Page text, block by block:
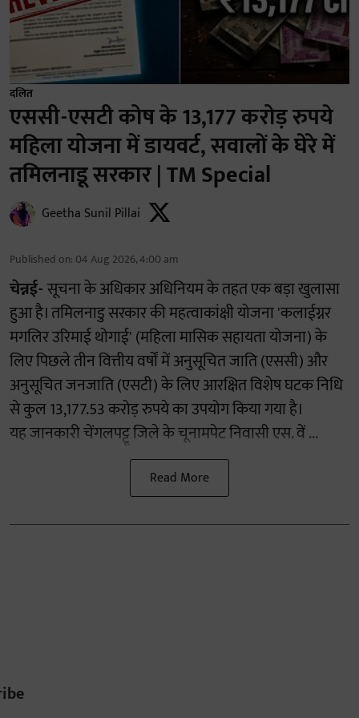
दलित
एससी-एसटी कोष के 13,177 करोड़ रुपये
महिला योजना में डायवर्ट, सवालों के घेरे में
तमिलनाडू सरकार | TM Special
Geetha Sunil Pillai
Published on: 04 Aug 2026, 4:00 am
चेन्नई-सूचना के अधिकार अधिनियम के तहत एक बड़ा खुलासा
हुआ है। तमिलनाडु सरकार की महत्वाकांक्षी योजना 'कलाईग्नर
मगलिर उरिमाई थोगाई' (महिला मासिक सहायता योजना) के
लिए पिछले तीन वित्तीय वर्षों में अनुसूचित जाति (एससी) और
अनुसूचित जनजाति (एसटी) के लिए आरक्षित विशेष घटक निधि
से कुल 13,177.53 करोड़ रुपये का उपयोग किया गया है।
यह जानकारी चेंगलपट्टू जिले के चूनामपेट निवासी एस. वें ...
Read More